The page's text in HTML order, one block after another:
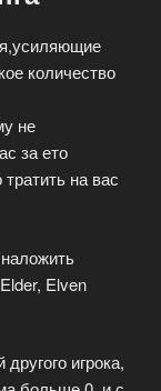
количество
не
за ето
на вас
Elven
игрока,